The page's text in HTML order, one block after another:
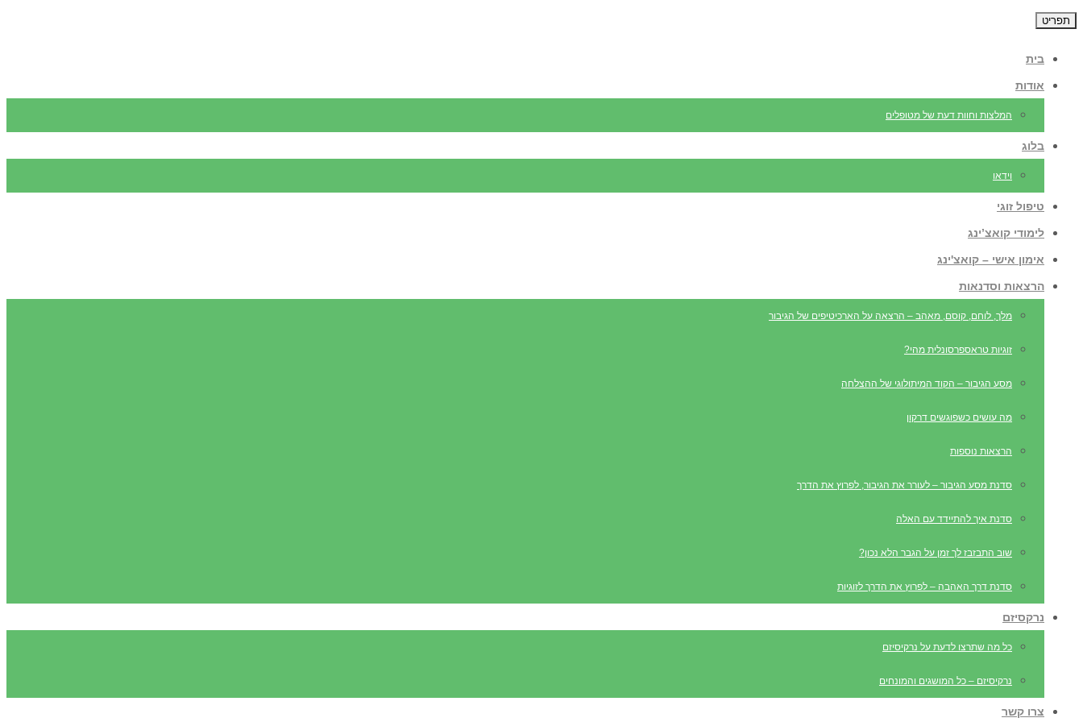
תפריט
בית
אודות
המלצות וחוות דעת של מטופלים
בלוג
וידאו
טיפול זוגי
לימודי קואצ’ינג
אימון אישי – קואצ'ינג
הרצאות וסדנאות
מלך, לוחם, קוסם, מאהב – הרצאה על הארכיטיפים של הגיבור
זוגיות טראספרסונלית מהי?
מסע הגיבור – הקוד המיתולוגי של ההצלחה
מה עושים כשפוגשים דרקון
הרצאות נוספות
סדנת מסע הגיבור – לעורר את הגיבור, לפרוץ את הדרך
סדנת איך להתיידד עם האלה
שוב התבזבז לך זמן על הגבר הלא נכון?
סדנת דרך האהבה – לפרוץ את הדרך לזוגיות
נרקסיזם
כל מה שתרצו לדעת על נרקיסיזם
נרקיסיזם – כל המושגים והמונחים
צרו קשר